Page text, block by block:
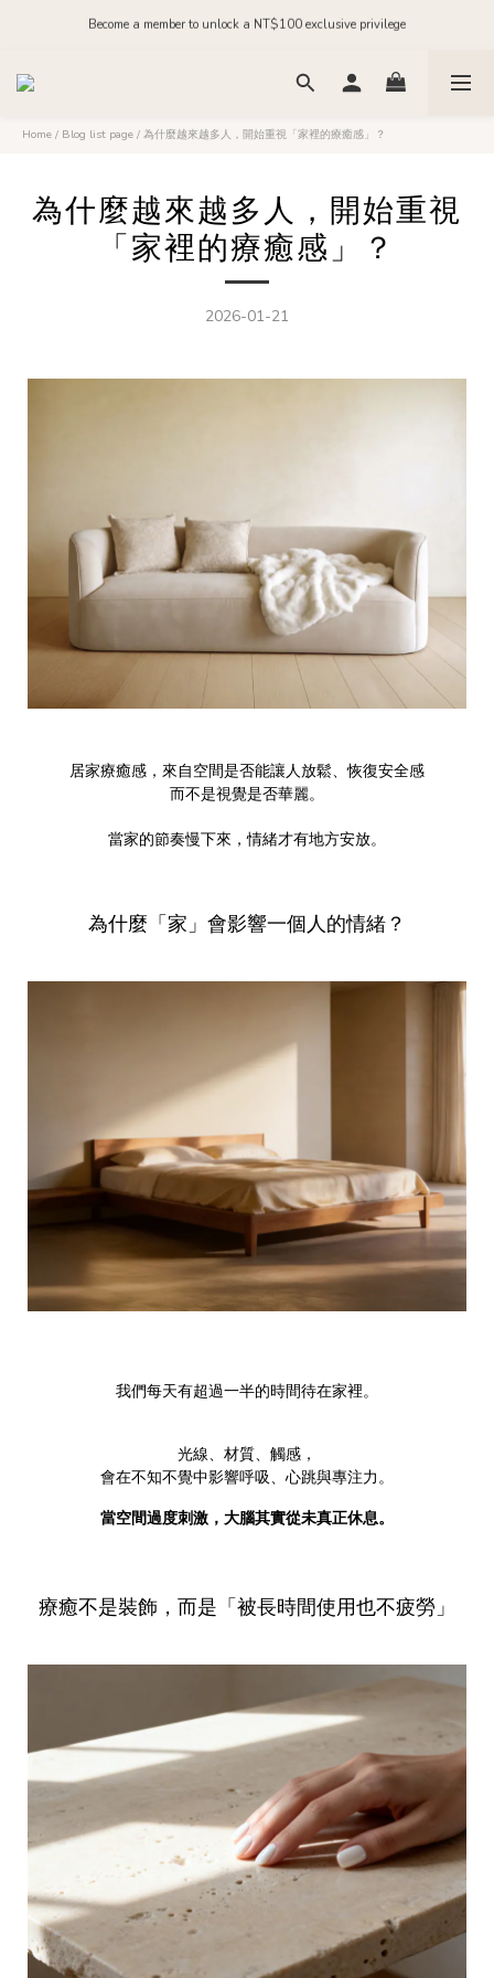
Order before midnight for next-day dispatch on in-stock items
Order before midnight for next-day dispatch on in-stock items
Home / Blog list page / 為什麼越來越多人，開始重視「家裡的療癒感」？
為什麼越來越多人，開始重視
「家裡的療癒感」？
2026-01-21
居家療癒感，來自空間是否能讓人放鬆、恢復安全感
而不是視覺是否華麗。
當家的節奏慢下來，情緒才有地方安放。
為什麼「家」會影響一個人的情緒？
我們每天有超過一半的時間待在家裡。
光線、材質、觸感，
會在不知不覺中影響呼吸、心跳與專注力。
當空間過度刺激，大腦其實從未真正休息。
療癒不是裝飾，而是「被長時間使用也不疲勞」